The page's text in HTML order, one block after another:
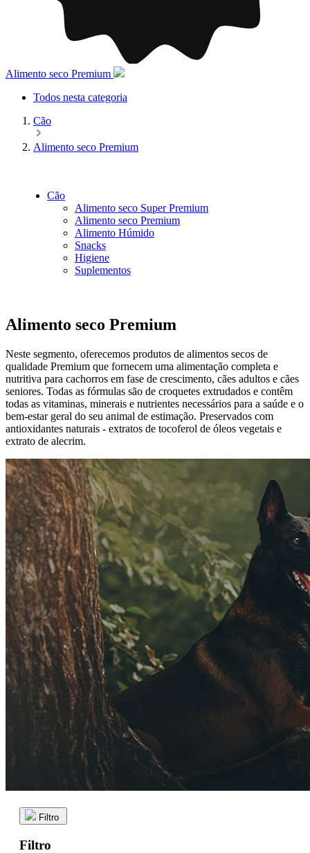
Alimento seco Premium
Todos nesta categoria
Cão
Alimento seco Premium
Cão
Alimento seco Super Premium
Alimento seco Premium
Alimento Húmido
Snacks
Higiene
Suplementos
Alimento seco Premium
Neste segmento, oferecemos produtos de alimentos secos de
qualidade Premium que fornecem uma alimentação completa e
nutritiva para cachorros em fase de crescimento, cães adultos e cães
seniores. Todas as fórmulas são de croquetes extrudados e contêm
todas as vitaminas, minerais e nutrientes necessários para a saúde e o
bem-estar geral do seu animal de estimação. Preservados com
antioxidantes naturais - extratos de tocoferol de óleos vegetais e
extrato de alecrim.
Filtro
Filtro